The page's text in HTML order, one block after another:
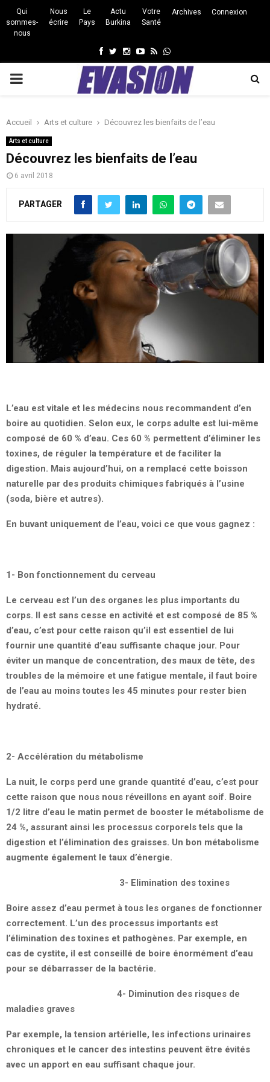
Qui
sommes-
nous
Nous
écrire
Le
Pays
Actu
Burkina
Votre
Santé
Archives Connexion
Facebook
Twitter
Instagram
Youtube
RssWhatsapp
PRIMARY
Accueil Arts et culture Découvrez les bienfaits de l’eau
Arts et culture
Découvrez les bienfaits de l’eau
6 avril 2018
PARTAGER
L’eau est vitale et les médecins nous recommandent d’en
boire au quotidien. Selon eux, le corps adulte est lui-même
composé de 60 % d’eau. Ces 60 % permettent d’éliminer les
toxines, de réguler la température et de faciliter la
digestion. Mais aujourd’hui, on a remplacé cette boisson
naturelle par des produits chimiques fabriqués à l’usine
(soda, bière et autres).
En buvant uniquement de l’eau, voici ce que vous gagnez :
1- Bon fonctionnement du cerveau
Le cerveau est l’un des organes les plus importants du
corps. Il est sans cesse en activité et est composé de 85 %
d’eau, c’est pour cette raison qu’il est essentiel de lui
fournir une quantité d’eau suffisante chaque jour. Pour
éviter un manque de concentration, des maux de tête, des
troubles de la mémoire et une fatigue mentale, il faut boire
de l’eau au moins toutes les 45 minutes pour rester bien
hydraté.
2- Accélération du métabolisme
La nuit, le corps perd une grande quantité d’eau, c’est pour
cette raison que nous nous réveillons en ayant soif. Boire
1/2 litre d’eau le matin permet de booster le métabolisme de
24 %, assurant ainsi les processus corporels tels que la
digestion et l’élimination des graisses. Un bon métabolisme
augmente également le taux d’énergie.
3- Elimination des toxines
Boire assez d’eau permet à tous les organes de fonctionner
correctement. L’un des processus importants est
l’élimination des toxines et pathogènes. Par exemple, en
cas de cystite, il est conseillé de boire énormément d’eau
pour se débarrasser de la bactérie.
4- Diminution des risques de
maladies graves
Par exemple, la tension artérielle, les infections urinaires
chroniques et le cancer des intestins peuvent être évités
avec un apport en eau suffisant chaque jour.